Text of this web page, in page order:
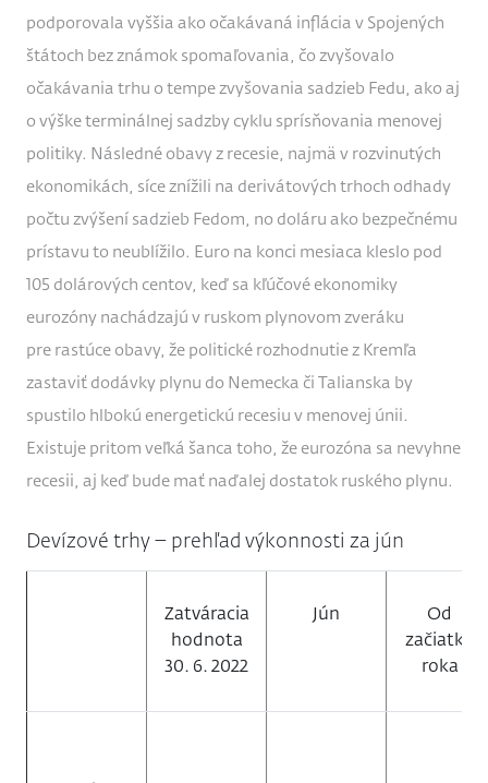
podporovala vyššia ako očakávaná inflácia v Spojených
štátoch bez známok spomaľovania, čo zvyšovalo
očakávania trhu o tempe zvyšovania sadzieb Fedu, ako aj
o výške terminálnej sadzby cyklu sprísňovania menovej
politiky. Následné obavy z recesie, najmä v rozvinutých
ekonomikách, síce znížili na derivátových trhoch odhady
počtu zvýšení sadzieb Fedom, no doláru ako bezpečnému
prístavu to neublížilo. Euro na konci mesiaca kleslo pod
105 dolárových centov, keď sa kľúčové ekonomiky
eurozóny nachádzajú v ruskom plynovom zveráku
pre rastúce obavy, že politické rozhodnutie z Kremľa
zastaviť dodávky plynu do Nemecka či Talianska by
spustilo hlbokú energetickú recesiu v menovej únii.
Existuje pritom veľká šanca toho, že eurozóna sa nevyhne
recesii, aj keď bude mať naďalej dostatok ruského plynu.
Devízové trhy – prehľad výkonnosti za jún
Zatváracia
hodnota
30. 6. 2022
Jún
Od
začiatku
roka